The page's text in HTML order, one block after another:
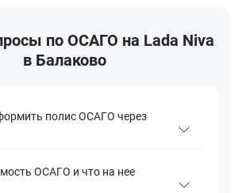
по ОСАГО на Lada Niva
в Балаково
полис ОСАГО через
ОСАГО и что на нее